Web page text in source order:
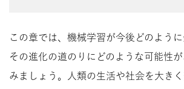
この章では、機械学習が今後どのように
その進化の道のりにどのような可能性
みましょう。人類の生活や社会を大き